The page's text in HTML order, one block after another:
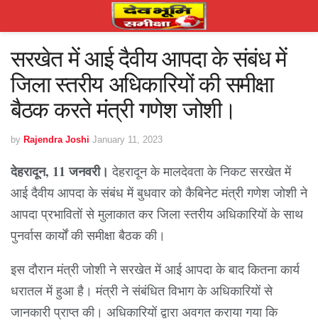
सरखेत में आई दैवीय आपदा के संबंध में
जिला स्तरीय अधिकारियों की समीक्षा
बैठक करते मंत्री गणेश जोशी।
by Rajendra Joshi January 11, 2023
देहरादून, 11 जनवरी। देहरादून के मालदेवता के निकट सरखेत में
आई दैवीय आपदा के संबंध में बुधवार को कैबिनेट मंत्री गणेश जोशी ने
आपदा प्रभावितों से मुलाकात कर जिला स्तरीय अधिकारियों के साथ
पुनर्वास कार्यों की समीक्षा बैठक की।
इस दौरान मंत्री जोशी ने सरखेत में आई आपदा के बाद कितना कार्य
धरातल में हुआ है। मंत्री ने संबंधित विभाग के अधिकारियों से
जानकारी प्राप्त की। अधिकारियों द्वारा अवगत कराया गया कि